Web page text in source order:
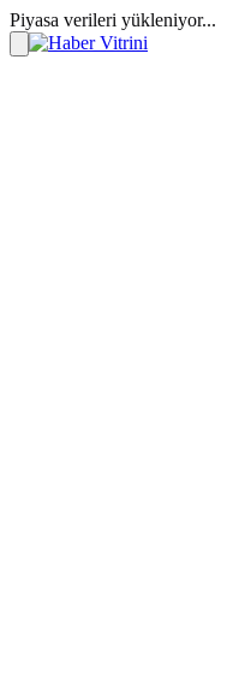
Piyasa verileri yükleniyor...